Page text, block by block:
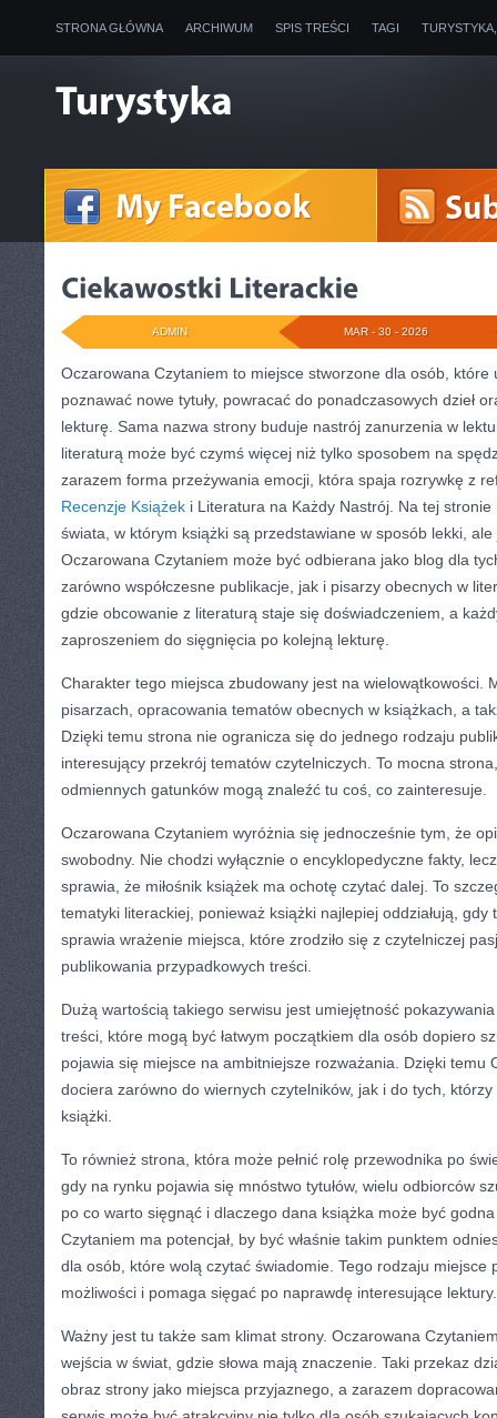
STRONA GŁÓWNA ARCHIWUM SPIS TREŚCI TAGI
MAR - 30 - 2026
ADMIN
Oczarowana Czytaniem to miejsce stworzone dla osób, które
poznawać nowe tytuły, powracać do ponadczasowych dzieł
lekturę. Sama nazwa strony buduje nastrój zanurzenia w
literaturą może być czymś więcej niż tylko sposobem na
zarazem forma przeżywania emocji, która spaja rozrywkę z
Recenzje Książek i Literatura na Każdy Nastrój. Na tej stronie
świata, w którym książki są przedstawiane w sposób lekki,
Oczarowana Czytaniem może być odbierana jako blog dla
zarówno współczesne publikacje, jak i pisarzy obecnych w
gdzie obcowanie z literaturą staje się doświadczeniem, a
zaproszeniem do sięgnięcia po kolejną lekturę.
Charakter tego miejsca zbudowany jest na wielowątkowości.
pisarzach, opracowania tematów obecnych w książkach, a
Dzięki temu strona nie ogranicza się do jednego rodzaju
interesujący przekrój tematów czytelniczych. To mocna
odmiennych gatunków mogą znaleźć tu coś, co zainteresuje.
Oczarowana Czytaniem wyróżnia się jednocześnie tym, że
swobodny. Nie chodzi wyłącznie o encyklopedyczne fakty,
sprawia, że miłośnik książek ma ochotę czytać dalej. To
tematyki literackiej, ponieważ książki najlepiej oddziałują,
sprawia wrażenie miejsca, które zrodziło się z czytelniczej
publikowania przypadkowych treści.
Dużą wartością takiego serwisu jest umiejętność
treści, które mogą być łatwym początkiem dla osób dopiero
pojawia się miejsce na ambitniejsze rozważania. Dzięki temu
dociera zarówno do wiernych czytelników, jak i do tych,
książki.
To również strona, która może pełnić rolę przewodnika po
gdy na rynku pojawia się mnóstwo tytułów, wielu odbiorców
po co warto sięgnąć i dlaczego dana książka może być
Czytaniem ma potencjał, by być właśnie takim punktem
dla osób, które wolą czytać świadomie. Tego rodzaju miejsce
możliwości i pomaga sięgać po naprawdę interesujące lektury.
Ważny jest tu także sam klimat strony. Oczarowana
wejścia w świat, gdzie słowa mają znaczenie. Taki przekaz
obraz strony jako miejsca przyjaznego, a zarazem